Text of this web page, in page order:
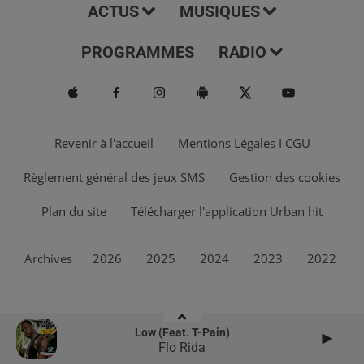
Low (feat. T-Pain)
Flo Rida
ACTUS MUSIQUES
PROGRAMMES RADIO
Revenir à l'accueil Mentions Légales I CGU
Règlement général des jeux SMS Gestion des cookies
Plan du site Télécharger l'application Urban hit
Archives 2026 2025 2024 2023 2022